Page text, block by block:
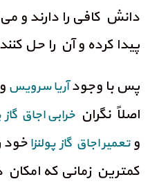
دانش کافی را دارند و
پیدا کرده و آن را حل
پس با وجودآریا سرویس
اصلاً نگران خرابی اجاق گاز
وتعمیر اجاق گاز پولنزاخود
کمترین زمانی که امکان